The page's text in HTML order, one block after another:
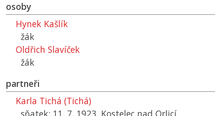
osoby
Hynek Kašlík
žák
Oldřich Slavíček
žák
partneři
Karla Tichá (Tichá)